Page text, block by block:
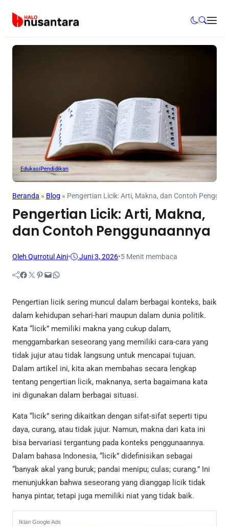
EdukasiPendidikan
Beranda » Blog » Pengertian Licik: Arti, Makna, dan Contoh
Pengertian Licik: Arti, Makna,
dan Contoh Penggunaannya
Oleh Qurrotul Aini• Juni 3, 2026•5 Menit membaca
Facebook Twitter Pinterest Mail WhatsApp
Pengertian licik sering muncul dalam berbagai konteks, baik
dalam kehidupan sehari-hari maupun dalam dunia politik.
Kata “licik” memiliki makna yang cukup dalam,
menggambarkan seseorang yang memiliki cara-cara yang
tidak jujur atau tidak langsung untuk mencapai tujuan.
Dalam artikel ini, kita akan membahas secara lengkap
tentang pengertian licik, maknanya, serta bagaimana kata
ini digunakan dalam berbagai situasi.
Kata “licik” sering dikaitkan dengan sifat-sifat seperti tipu
daya, curang, atau tidak jujur. Namun, makna dari kata ini
bisa bervariasi tergantung pada konteks penggunaannya.
Dalam bahasa Indonesia, “licik” didefinisikan sebagai
“banyak akal yang buruk; pandai menipu; culas; curang.” Ini
menunjukkan bahwa seseorang yang dianggap licik tidak
hanya pintar, tetapi juga memiliki niat yang tidak baik.
Iklan Google Ads